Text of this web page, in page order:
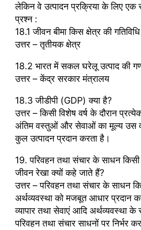
लेकिन वे उत्पादन प्रक्रिया के लिए एक
प्रश्न :
18.1 जीवन बीमा किस क्षेत्र की
उत्तर – तृतीयक क्षेत्र
18.2 भारत में सकल घरेलू उत्पाद की
उत्तर – केंद्र सरकार मंत्रालय
18.3 जीडीपी (GDP) क्या है?
उत्तर – किसी विशेष वर्ष के दौरान
अंतिम वस्तुओं और सेवाओं का मूल्य उस
कुल उत्पादन प्रदान करता है।
19. परिवहन तथा संचार के साधन
जीवन रेखा क्यों कहे जाते हैं?
उत्तर – परिवहन तथा संचार के साधन
अर्थव्यवस्था को मजबूत आधार प्रदान
व्यापार तथा सेवाएं आदि अर्थव्यवस्था के
परिवहन तथा संचार साधनों पर निर्भर